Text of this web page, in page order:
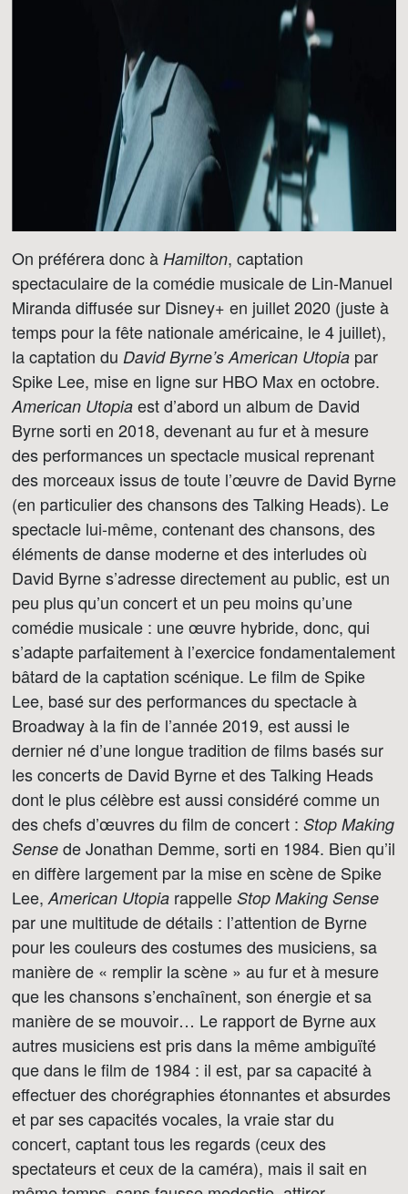
On préférera donc à Hamilton, captation
spectaculaire de la comédie musicale de Lin-Manuel
Miranda diffusée sur Disney+ en juillet 2020 (juste à
temps pour la fête nationale américaine, le 4 juillet),
la captation du David Byrne’s American Utopia par
Spike Lee, mise en ligne sur HBO Max en octobre.
American Utopia est d’abord un album de David
Byrne sorti en 2018, devenant au fur et à mesure
des performances un spectacle musical reprenant
des morceaux issus de toute l’œuvre de David Byrne
(en particulier des chansons des Talking Heads). Le
spectacle lui-même, contenant des chansons, des
éléments de danse moderne et des interludes où
David Byrne s’adresse directement au public, est un
peu plus qu’un concert et un peu moins qu’une
comédie musicale : une œuvre hybride, donc, qui
s’adapte parfaitement à l’exercice fondamentalement
bâtard de la captation scénique. Le film de Spike
Lee, basé sur des performances du spectacle à
Broadway à la fin de l’année 2019, est aussi le
dernier né d’une longue tradition de films basés sur
les concerts de David Byrne et des Talking Heads
dont le plus célèbre est aussi considéré comme un
des chefs d’œuvres du film de concert : Stop Making
Sense de Jonathan Demme, sorti en 1984. Bien qu’il
en diffère largement par la mise en scène de Spike
Lee, American Utopia rappelle Stop Making Sense
par une multitude de détails : l’attention de Byrne
pour les couleurs des costumes des musiciens, sa
manière de « remplir la scène » au fur et à mesure
que les chansons s’enchaînent, son énergie et sa
manière de se mouvoir… Le rapport de Byrne aux
autres musiciens est pris dans la même ambiguïté
que dans le film de 1984 : il est, par sa capacité à
effectuer des chorégraphies étonnantes et absurdes
et par ses capacités vocales, la vraie star du
concert, captant tous les regards (ceux des
spectateurs et ceux de la caméra), mais il sait en